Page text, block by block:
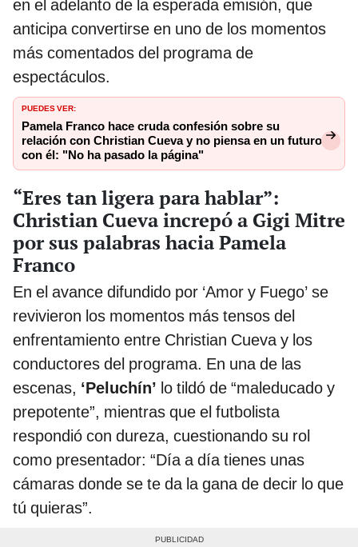
en el adelanto de la esperada emisión, que
anticipa convertirse en uno de los momentos
más comentados del programa de
espectáculos.
PUEDES VER:
Pamela Franco hace cruda confesión sobre su
relación con Christian Cueva y no piensa en un futuro
con él: "No ha pasado la página"
“Eres tan ligera para hablar”:
Christian Cueva increpó a Gigi Mitre
por sus palabras hacia Pamela
Franco
En el avance difundido por ‘Amor y Fuego’ se
revivieron los momentos más tensos del
enfrentamiento entre Christian Cueva y los
conductores del programa. En una de las
escenas, ‘Peluchín’ lo tildó de “maleducado y
prepotente”, mientras que el futbolista
respondió con dureza, cuestionando su rol
como presentador: “Día a día tienes unas
cámaras donde se te da la gana de decir lo que
tú quieras”.